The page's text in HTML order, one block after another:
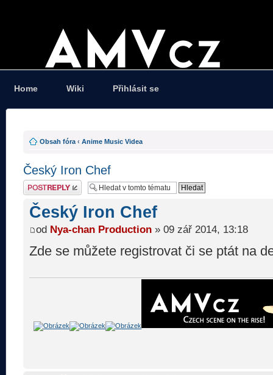
Home Wiki Přihlásit se
Obsah fóra ‹ Anime Music Videa
Český Iron Chef
Odeslat odpověď
Český Iron Chef
od Nya-chan Production » 09 zář 2014, 13:18
Zde se můžete registrovat či se ptát na